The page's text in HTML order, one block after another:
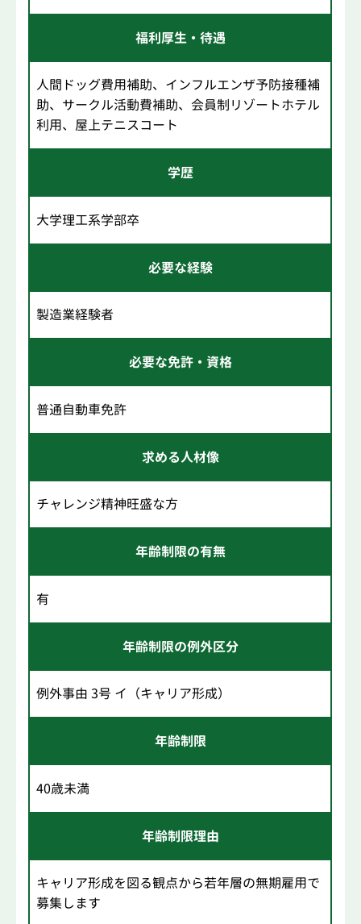
福利厚生・待遇
人間ドッグ費用補助、インフルエンザ予防接種補
助、サークル活動費補助、会員制リゾートホテル
利用、屋上テニスコート
学歴
大学理工系学部卒
必要な経験
製造業経験者
必要な免許・資格
普通自動車免許
求める人材像
チャレンジ精神旺盛な方
年齢制限の有無
有
年齢制限の例外区分
例外事由 3号 イ（キャリア形成）
年齢制限
40歳未満
年齢制限理由
キャリア形成を図る観点から若年層の無期雇用で
募集します